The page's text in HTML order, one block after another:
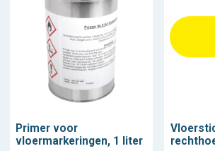
Primer voor
vloermarkeringen, 1 liter